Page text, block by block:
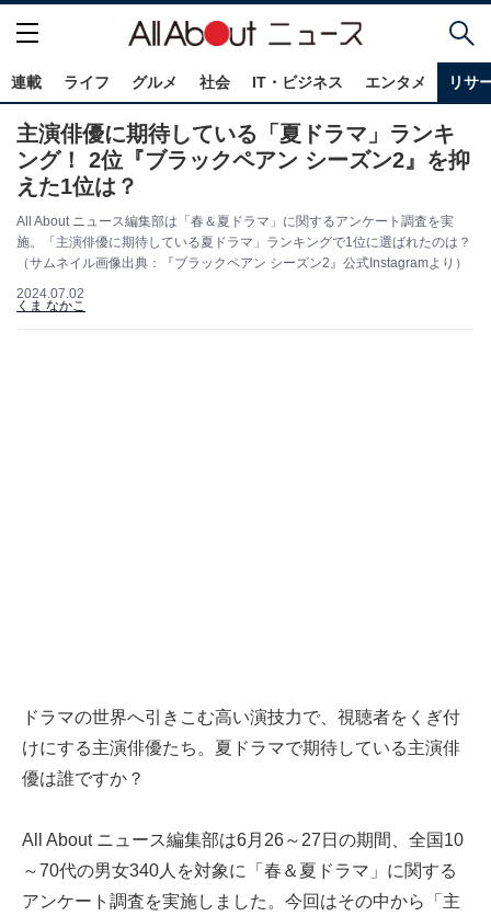
連載 ライフ グルメ 社会 IT・ビジネス エンタメ リサ
主演俳優に期待している「夏ドラマ」ランキ
ング！ 2位『ブラックペアン シーズン2』を抑
えた1位は？
All About ニュース編集部は「春＆夏ドラマ」に関するアンケート調査を実
施。「主演俳優に期待している夏ドラマ」ランキングで1位に選ばれたのは？
（サムネイル画像出典：『ブラックペアン シーズン2』公式Instagramより）
2024.07.02
くま なかこ
ドラマの世界へ引きこむ高い演技力で、視聴者をくぎ付
けにする主演俳優たち。夏ドラマで期待している主演俳
優は誰ですか？
All About ニュース編集部は6月26～27日の期間、全国10
～70代の男女340人を対象に「春＆夏ドラマ」に関する
アンケート調査を実施しました。今回はその中から「主